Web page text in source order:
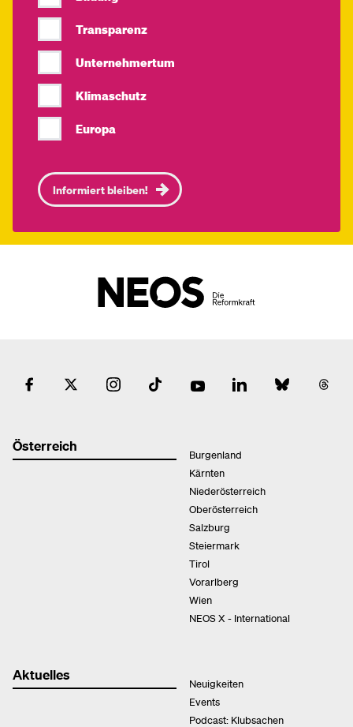
Transparenz
Unternehmertum
Klimaschutz
Europa
Informiert bleiben!
Österreich
Burgenland
Kärnten
Niederösterreich
Oberösterreich
Salzburg
Steiermark
Tirol
Vorarlberg
Wien
NEOS X - International
Aktuelles
Neuigkeiten
Events
Podcast: Klubsachen